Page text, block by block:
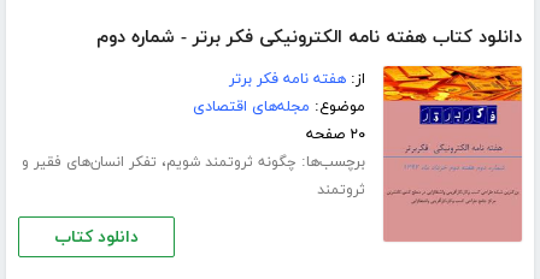
دانلود کتاب هفته نامه الکترونیکی فکر برتر - شماره دوم
از:هفته نامه فکر برتر
موضوع: مجله‌های اقتصادی
۲۰ صفحه
برچسب‌ها: چگونه ثروتمند شویم، تفکر انسان‌های فقیر و
ثروتمند
دانلود کتاب